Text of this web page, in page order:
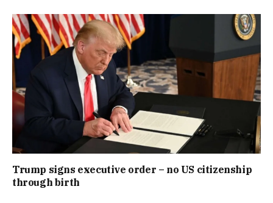
Trump signs executive order – no US citizenship
through birth